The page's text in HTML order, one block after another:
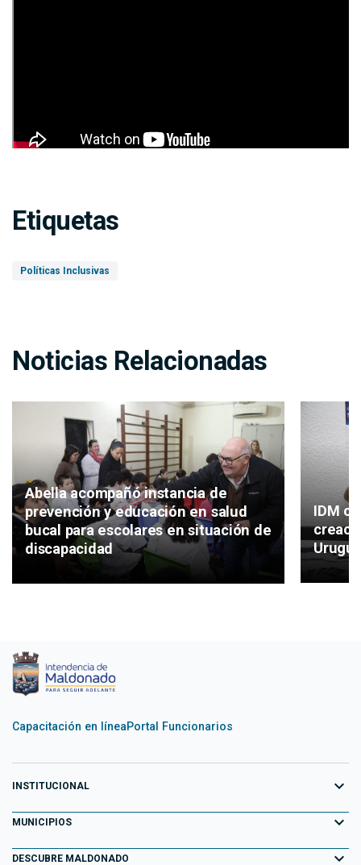
Etiquetas
Políticas Inclusivas
Noticias Relacionadas
Abella acompañó instancia de
prevención y educación en salud
bucal para escolares en situación de
discapacidad
IDM
Capacitación en líneaPortal Funcionarios
INSTITUCIONAL expand_more
Equipo de Gobierno
Primeros 100 días
MUNICIPIOS expand_more
Aiguá
DESCUBRE MALDONADO expand_more